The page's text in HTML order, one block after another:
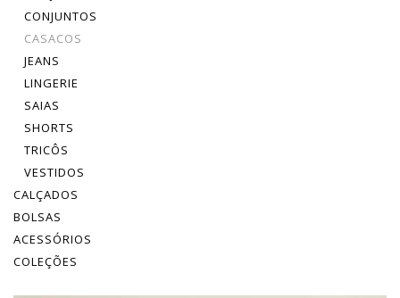
CONJUNTOS
CASACOS
JEANS
LINGERIE
SAIAS
SHORTS
TRICÔS
VESTIDOS
CALÇADOS
BOLSAS
ACESSÓRIOS
COLEÇÕES